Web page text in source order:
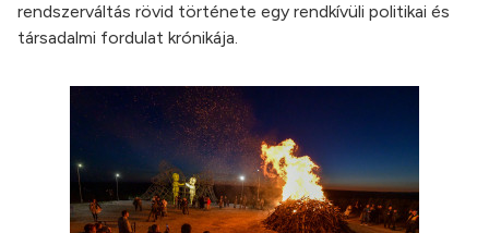
rendszerváltás rövid története egy rendkívüli politikai és
társadalmi fordulat krónikája.